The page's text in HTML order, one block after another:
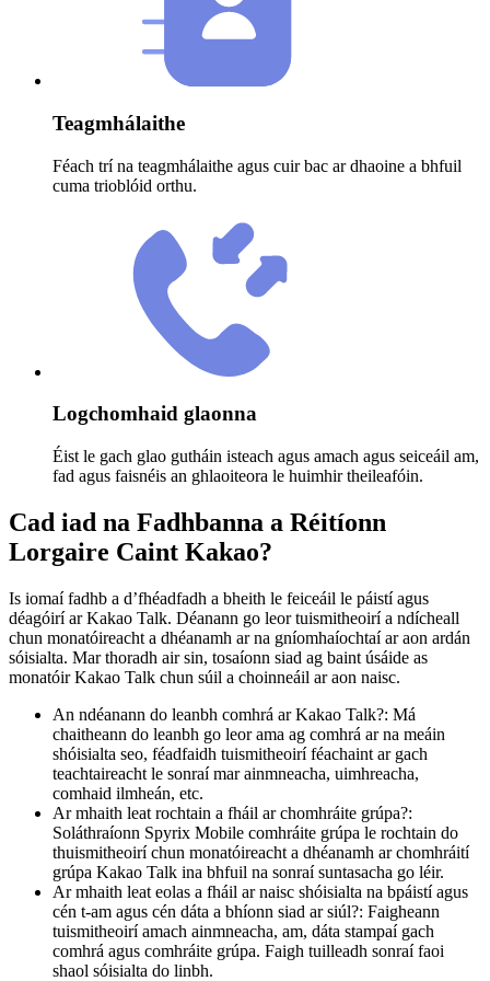
Teagmhálaithe
Féach trí na teagmhálaithe agus cuir bac ar dhaoine a bhfuil
cuma trioblóid orthu.
Logchomhaid glaonna
Éist le gach glao gutháin isteach agus amach agus seiceáil am,
fad agus faisnéis an ghlaoiteora le huimhir theileafóin.
Cad iad na Fadhbanna a Réitíonn
Lorgaire Caint Kakao?
Is iomaí fadhb a d’fhéadfadh a bheith le feiceáil le páistí agus
déagóirí ar Kakao Talk. Déanann go leor tuismitheoirí a ndícheall
chun monatóireacht a dhéanamh ar na gníomhaíochtaí ar aon ardán
sóisialta. Mar thoradh air sin, tosaíonn siad ag baint úsáide as
monatóir Kakao Talk chun súil a choinneáil ar aon naisc.
An ndéanann do leanbh comhrá ar Kakao Talk?: Má
chaitheann do leanbh go leor ama ag comhrá ar na meáin
shóisialta seo, féadfaidh tuismitheoirí féachaint ar gach
teachtaireacht le sonraí mar ainmneacha, uimhreacha,
comhaid ilmheán, etc.
Ar mhaith leat rochtain a fháil ar chomhráite grúpa?:
Soláthraíonn Spyrix Mobile comhráite grúpa le rochtain do
thuismitheoirí chun monatóireacht a dhéanamh ar chomhráití
grúpa Kakao Talk ina bhfuil na sonraí suntasacha go léir.
Ar mhaith leat eolas a fháil ar naisc shóisialta na bpáistí agus
cén t-am agus cén dáta a bhíonn siad ar siúl?: Faigheann
tuismitheoirí amach ainmneacha, am, dáta stampaí gach
comhrá agus comhráite grúpa. Faigh tuilleadh sonraí faoi
shaol sóisialta do linbh.